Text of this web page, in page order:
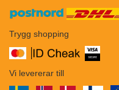
Trygg shopping
Vi levererar till